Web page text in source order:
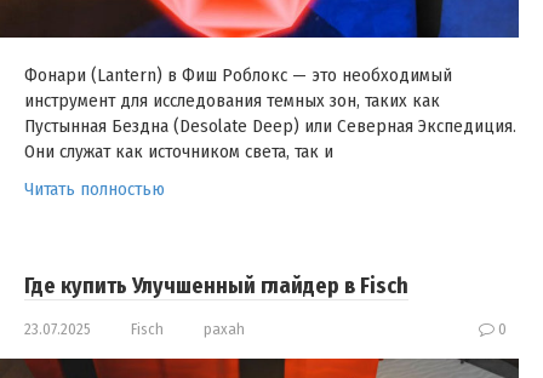
Фонари (Lantern) в Фиш Роблокс — это необходимый
инструмент для исследования темных зон, таких как
Пустынная Бездна (Desolate Deep) или Северная Экспедиция.
Они служат как источником света, так и
Читать полностью
Где купить Улучшенный глайдер в Fisch
23.07.2025 Fisch paxah 0